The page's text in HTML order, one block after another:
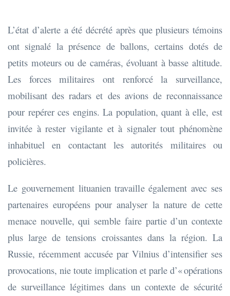
L’état d’alerte a été décrété après que plusieurs témoins
ont signalé la présence de ballons, certains dotés de
petits moteurs ou de caméras, évoluant à basse altitude.
Les forces militaires ont renforcé la surveillance,
mobilisant des radars et des avions de reconnaissance
pour repérer ces engins. La population, quant à elle, est
invitée à rester vigilante et à signaler tout phénomène
inhabituel en contactant les autorités militaires ou
policières.
Le gouvernement lituanien travaille également avec ses
partenaires européens pour analyser la nature de cette
menace nouvelle, qui semble faire partie d’un contexte
plus large de tensions croissantes dans la région. La
Russie, récemment accusée par Vilnius d’intensifier ses
provocations, nie toute implication et parle d’« opérations
de surveillance légitimes dans un contexte de sécurité